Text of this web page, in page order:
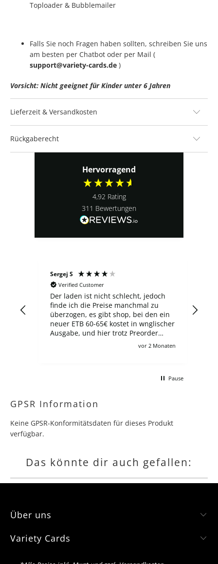
Toploader & Bubblemailer
Falls Sie noch Fragen haben sollten, schreiben Sie uns
am besten per Chatbot oder per Mail (
support@variety-cards.de )
Vorsicht: Nicht geeignet für Kinder unter 6 Jahren
Lieferzeit & Versandkosten
Rückgaberecht
Hervorragend
4,92 Rating
311 Bewertungen
Sergej S
Verified Customer
Der laden ist nicht schlecht, jedoch
finde ich die Preise manchmal zu
überzogen, es gibt shop, bei den ein
neuer ETB 60-65€ kostet in wnglischer
Ausgabe, und hier trotz Preorder
vor 2 Monaten
Pause
GPSR Information
Keine GPSR-Konformitätsdaten für dieses Produkt
verfügbar.
Das könnte dir auch gefallen:
Über uns
Variety Cards